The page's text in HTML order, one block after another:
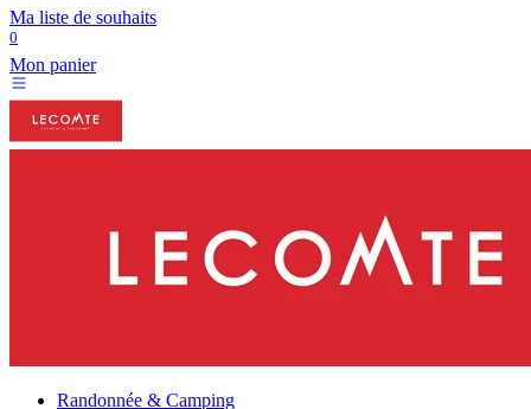
Ma liste de souhaits
0
Mon panier
Randonnée & Camping